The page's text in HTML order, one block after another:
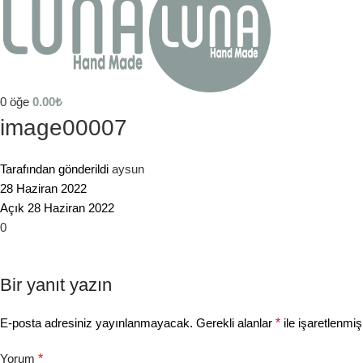
0 öğe 0.00₺
image00007
Tarafından gönderildi aysun
28 Haziran 2022
Açık 28 Haziran 2022
0
Bir yanıt yazın
E-posta adresiniz yayınlanmayacak. Gerekli alanlar * ile
Yorum *